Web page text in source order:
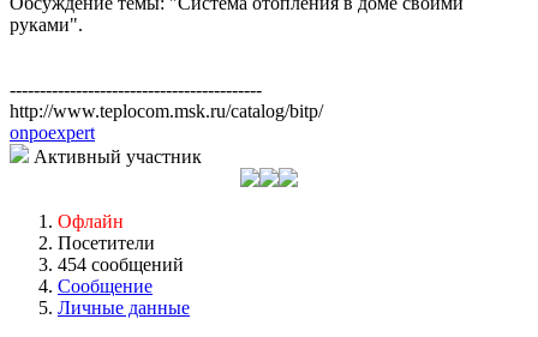
руками".
------------------------------------------
http://www.teplocom.msk.ru/catalog/bitp/
onpoexpert
Активный участник
Офлайн
Посетители
454 сообщений
Сообщение
Личные данные